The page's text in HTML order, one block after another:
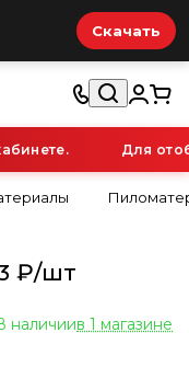
Скачать
Для
₽/шт
наличиив 1 магазине